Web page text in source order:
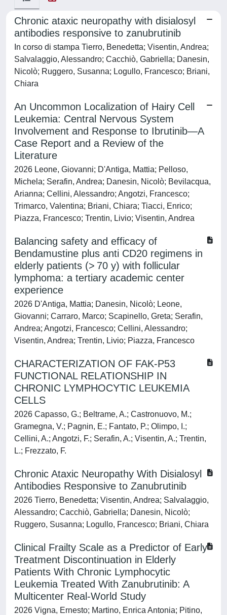
Chronic ataxic neuropathy with disialosyl
antibodies responsive to zanubrutinib
In corso di stampa Tierro, Benedetta; Visentin, Andrea;
Salvalaggio, Alessandro; Cacchiò, Gabriella; Danesin,
Nicolò; Ruggero, Susanna; Logullo, Francesco; Briani,
Chiara
An Uncommon Localization of Hairy Cell
Leukemia: Central Nervous System
Involvement and Response to Ibrutinib—A
Case Report and a Review of the
Literature
2026 Leone, Giovanni; D'Antiga, Mattia; Pelloso,
Michela; Serafin, Andrea; Danesin, Nicolò; Bevilacqua,
Arianna; Cellini, Alessandro; Angotzi, Francesco;
Trimarco, Valentina; Briani, Chiara; Tiacci, Enrico;
Piazza, Francesco; Trentin, Livio; Visentin, Andrea
Balancing safety and efficacy of
Bendamustine plus anti CD20 regimens in
elderly patients (> 70 y) with follicular
lymphoma: a tertiary academic center
experience
2026 D'Antiga, Mattia; Danesin, Nicolò; Leone,
Giovanni; Carraro, Marco; Scapinello, Greta; Serafin,
Andrea; Angotzi, Francesco; Cellini, Alessandro;
Visentin, Andrea; Trentin, Livio; Piazza, Francesco
CHARACTERIZATION OF FAK-P53
FUNCTIONAL RELATIONSHIP IN
CHRONIC LYMPHOCYTIC LEUKEMIA
CELLS
2026 Capasso, G.; Beltrame, A.; Castronuovo, M.;
Gramegna, V.; Pagnin, E.; Fantato, P.; Olimpo, I.;
Cellini, A.; Angotzi, F.; Serafin, A.; Visentin, A.; Trentin,
L.; Frezzato, F.
Chronic Ataxic Neuropathy With Disialosyl
Antibodies Responsive to Zanubrutinib
2026 Tierro, Benedetta; Visentin, Andrea; Salvalaggio,
Alessandro; Cacchiò, Gabriella; Danesin, Nicolò;
Ruggero, Susanna; Logullo, Francesco; Briani, Chiara
Clinical Frailty Scale as a Predictor of Early
Treatment Discontinuation in Elderly
Patients With Chronic Lymphocytic
Leukemia Treated With Zanubrutinib: A
Multicenter Real‐World Study
2026 Vigna, Ernesto; Martino, Enrica Antonia; Pitino,